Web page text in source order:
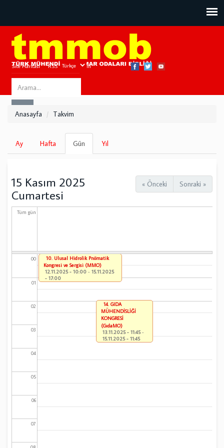
Site Haritası RSS Bize Ulaşın
Search
this
Anasayfa Takvim
Birincil
sekmeler
Ay Hafta Gün
sekme)
Yıl
« Önceki Sonraki »
15 Kasım 2025
Cumartesi
Tüm gün
00
01
02
03
04
05
06
07
10. Ulusal Hidrolik Pnömatik
Kongresi ve Sergisi (MMO)
12.11.2025 - 10:00 -15.11.2025
- 17:00
14. GIDA
MÜHENDİSLİĞİ
KONGRESİ
(GıdaMO)
13.11.2025 - 11:45-
15.11.2025 - 11:45